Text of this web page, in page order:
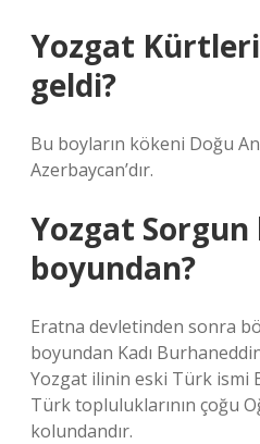
Yozgat
geldi?
Bu boyların kökeni Doğu
Azerbaycan’dır.
Yozgat
boyundan?
Eratna devletinden sonra
boyundan Kadı
Yozgat ilinin eski Türk ismi
Türk topluluklarının çoğu
kolundandır.